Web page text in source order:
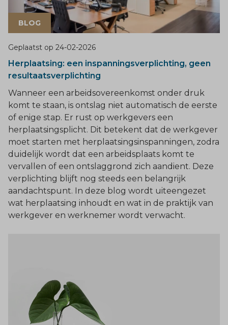
BLOG
Geplaatst op 24-02-2026
Herplaatsing: een inspanningsverplichting, geen
resultaatsverplichting
Wanneer een arbeidsovereenkomst onder druk
komt te staan, is ontslag niet automatisch de eerste
of enige stap. Er rust op werkgevers een
herplaatsingsplicht. Dit betekent dat de werkgever
moet starten met herplaatsingsinspanningen, zodra
duidelijk wordt dat een arbeidsplaats komt te
vervallen of een ontslaggrond zich aandient. Deze
verplichting blijft nog steeds een belangrijk
aandachtspunt. In deze blog wordt uiteengezet
wat herplaatsing inhoudt en wat in de praktijk van
werkgever en werknemer wordt verwacht.